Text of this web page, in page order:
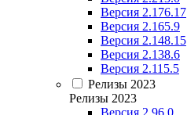
Версия 2.176.17
Версия 2.165.9
Версия 2.148.15
Версия 2.138.6
Версия 2.115.5
Релизы 2023
Релизы 2023